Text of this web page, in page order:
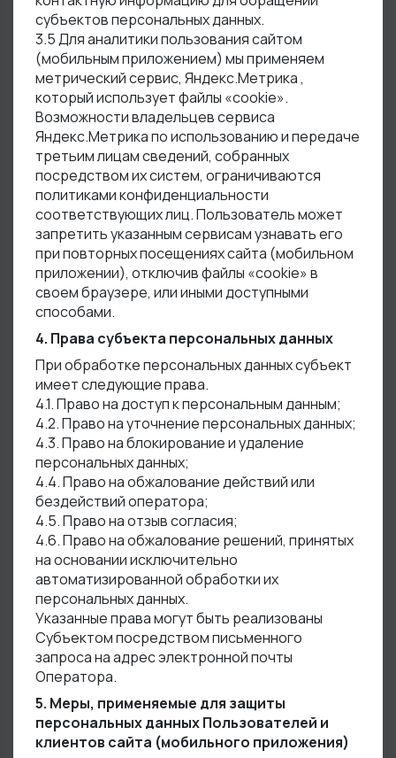
субъектов персональных данных.
3.5 Для аналитики пользования сайтом
(мобильным приложением) мы применяем
метрический сервис, Яндекс.Метрика ,
который использует файлы «cookiе».
Возможности владельцев сервиса
Яндекс.Метрика по использованию и передаче
третьим лицам сведений, собранных
посредством их систем, ограничиваются
политиками конфиденциальности
соответствующих лиц. Пользователь может
запретить указанным сервисам узнавать его
при повторных посещениях сайта (мобильном
приложении), отключив файлы «cookie» в
своем браузере, или иными доступными
способами.
4. Права субъекта персональных данных
При обработке персональных данных субъект
имеет следующие права.
4.1. Право на доступ к персональным данным;
4.2. Право на уточнение персональных данных;
4.3. Право на блокирование и удаление
персональных данных;
4.4. Право на обжалование действий или
бездействий оператора;
4.5. Право на отзыв согласия;
4.6. Право на обжалование решений, принятых
на основании исключительно
автоматизированной обработки их
персональных данных.
Указанные права могут быть реализованы
Субъектом посредством письменного
запроса на адрес электронной почты
Оператора.
5. Меры, применяемые для защиты
персональных данных Пользователей и
клиентов сайта (мобильного приложения)